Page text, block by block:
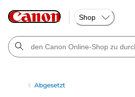
Shop
Abgesetzt